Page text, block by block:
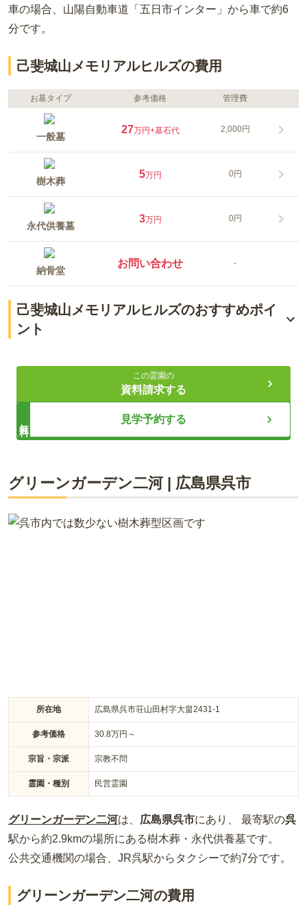
車の場合 、山陽自動車道「五日市インター」から車で約6
分です。
己斐城山メモリアルヒルズの費用
お墓タイプ 参考価格 管理費
一般墓
27万円+墓石代 2,000円
樹木葬
5万円 0円
永代供養墓
3万円 0円
納骨堂
お問い合わせ -
己斐城山メモリアルヒルズのおすすめポイ
ント
バス停から歩いてすぐ
高台にある眺めの良いお墓
管理費0円の永代供養
瀬戸内海の絶景を一望できる海の見える墓苑です。 最寄りのバ
ス停から徒歩1分とアクセスは抜群で、近くにアウトレットが
この霊園の
資料請求する
見学予約する
グリーンガーデン二河| 広島県呉市
所在地 広島県呉市荘山田村字大畠2431-1
参考価格 30.8万円～
宗旨・宗派 宗教不問
霊園・種別 民営霊園
グリーンガーデン二河は、 広島県呉市にあり、 最寄駅の呉
駅から約2.9kmの場所にある樹木葬・永代供養墓です。
公共交通機関の場合、JR呉駅からタクシーで約7分です。
グリーンガーデン二河の費用